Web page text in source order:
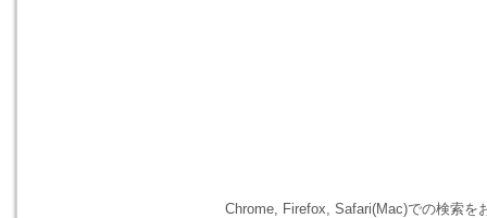
Chrome, Firefox, Safari(Mac)での検索を